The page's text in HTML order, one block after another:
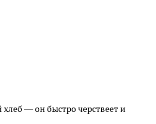
— он быстро черствеет и